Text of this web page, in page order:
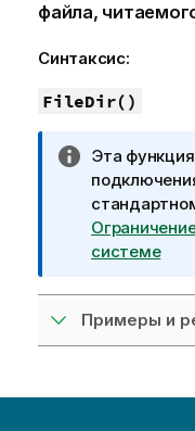
файла,
Синтаксис:
FileDir()
П
р
и
м
е
а
н
и
к
Эта
системе
Примеры и